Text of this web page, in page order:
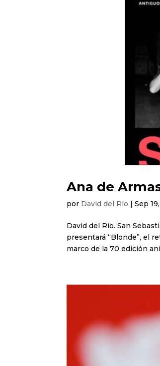
Ana de
por David del Río |Sep
David del Río. San
presentará “Blonde”, el
marco de la 70 edición